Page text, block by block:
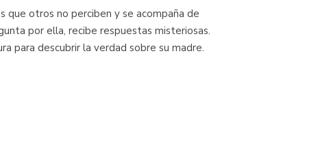
que otros no perciben y se acompaña de
por ella, recibe respuestas misteriosas.
para descubrir la verdad sobre su madre.